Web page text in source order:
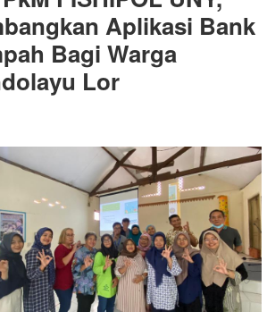
BERBASIS
EKONOMI
KREATIF
DI
KALURAHAN
Aplikasi Bank
Bagi Warga
Lor